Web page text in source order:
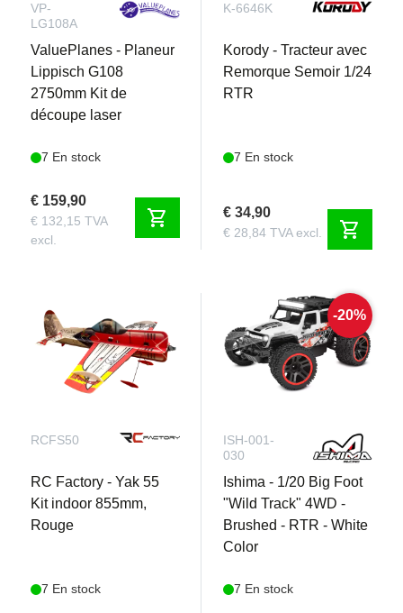
VP-
LG108A
ValuePlanes - Planeur
Lippisch G108
2750mm Kit de
découpe laser
7 En stock
€ 159,90
€ 132,15 TVA
excl.
shopping_cart
K-6646K
Korody - Tracteur avec
Remorque Semoir 1/24
RTR
7 En stock
€ 34,90
€ 28,84 TVA excl. shopping_cart
RCFS50
RC Factory - Yak 55
Kit indoor 855mm,
Rouge
7 En stock
-20%
ISH-001-
030
Ishima - 1/20 Big Foot
"Wild Track" 4WD -
Brushed - RTR - White
Color
7 En stock